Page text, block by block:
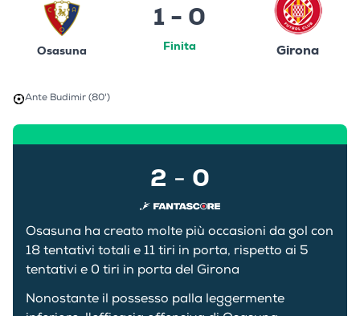
Osasuna
1 - 0
Finita Girona
Ante Budimir (80')
2 - 0
Osasuna ha creato molte più occasioni da gol con
18 tentativi totali e 11 tiri in porta, rispetto ai 5
tentativi e 0 tiri in porta del Girona
Nonostante il possesso palla leggermente